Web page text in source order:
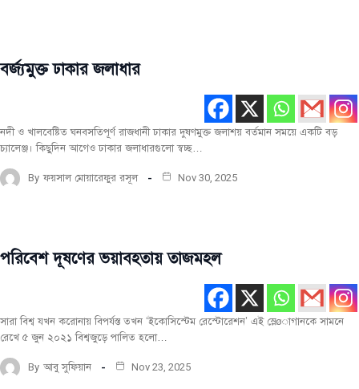
সবিশেষ
বর্জ্যমুক্ত ঢাকার জলাধার
নদী ও খালবেষ্টিত ঘনবসতিপূর্ণ রাজধানী ঢাকার দুষণমুক্ত জলাশয় বর্তমান সময়ে একটি বড়
চ্যালেঞ্জ। কিছুদিন আগেও ঢাকার জলাধারগুলো স্বচ্ছ…
By ফয়সাল মোয়ারেফুর রসূল Nov 30, 2025
সবিশেষ
পরিবেশ দূষণের ভয়াবহতায় তাজমহল
সারা বিশ্ব যখন করোনায় বিপর্যস্ত তখন ‘ইকোসিস্টেম রেস্টোরেশন’ এই স্লেøাগানকে সামনে
রেখে ৫ জুন ২০২১ বিশ্বজুড়ে পালিত হলো…
By আবু সুফিয়ান Nov 23, 2025